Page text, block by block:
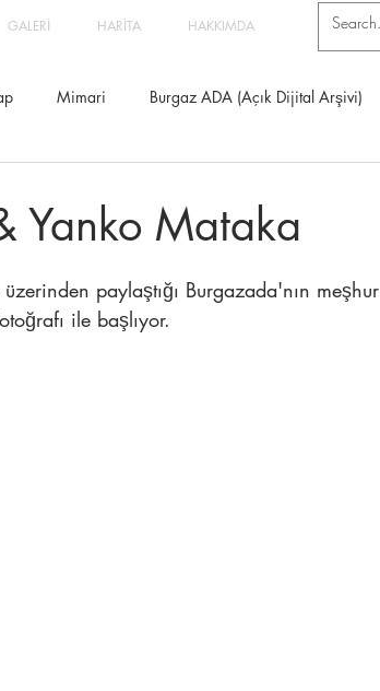
GALERİ HARİTA HAKKIMDA
Mimari Burgaz ADA (Açık Dijital Arşivi)
Yanko Mataka
paylaştığı Burgazada'nın meşhur
ile başlıyor.